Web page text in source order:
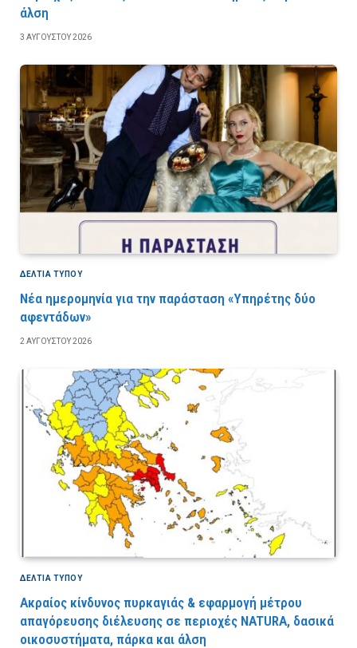
άλση
3 ΑΥΓΟΎΣΤΟΥ 2026
ΔΕΛΤΙΑ ΤΥΠΟΥ
Νέα ημερομηνία για την παράσταση «Υπηρέτης δύο
αφεντάδων»
2 ΑΥΓΟΎΣΤΟΥ 2026
ΔΕΛΤΙΑ ΤΥΠΟΥ
Ακραίος κίνδυνος πυρκαγιάς & εφαρμογή μέτρου
απαγόρευσης διέλευσης σε περιοχές NATURA, δασικά
οικοσυστήματα, πάρκα και άλση